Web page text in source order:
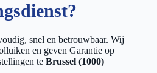
snel en betrouwbaar. Wij
en geven Garantie op
te Brussel (1000)